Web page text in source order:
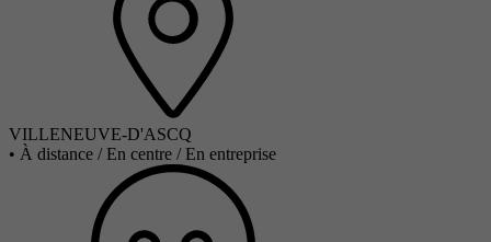
VILLENEUVE-D'ASCQ
• À distance / En centre / En entreprise